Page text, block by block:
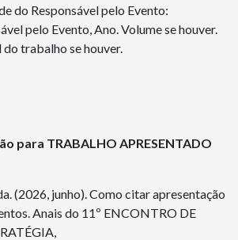
do Responsável pelo Evento:
pelo Evento, Ano. Volume se houver.
trabalho se houver.
para TRABALHO APRESENTADO
(2026, junho). Como citar apresentação
Anais do 11º ENCONTRO DE
,